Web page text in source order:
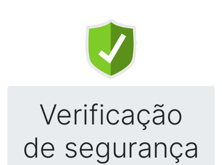
Verificação
de segurança